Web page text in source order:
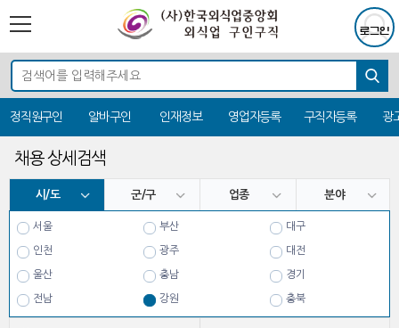
정직원구인 알바구인 인재정보 영업자등록 구직자등록 광
채용 상세검색
시/도 군/구 업종 분야
서울 부산 대구
인천 광주 대전
울산 충남 경기
전남 강원 충북